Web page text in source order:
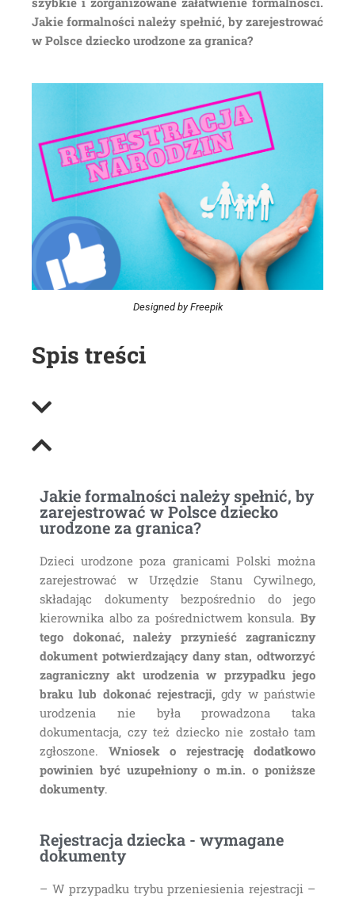
Jakie formalności należy spełnić, by zarejestrować
w Polsce dziecko urodzone za granica?
Designed by Freepik
Spis treści
Jakie formalności należy spełnić, by
zarejestrować w Polsce dziecko
urodzone za granica?
Dzieci urodzone poza granicami Polski można
zarejestrować w Urzędzie Stanu Cywilnego,
składając dokumenty bezpośrednio do jego
kierownika albo za pośrednictwem konsula. By
tego dokonać, należy przynieść zagraniczny
dokument potwierdzający dany stan, odtworzyć
zagraniczny akt urodzenia w przypadku jego
braku lub dokonać rejestracji, gdy w państwie
urodzenia nie była prowadzona taka
dokumentacja, czy też dziecko nie zostało tam
zgłoszone. Wniosek o rejestrację dodatkowo
powinien być uzupełniony o m.in. o poniższe
dokumenty.
Rejestracja dziecka - wymagane
dokumenty
– W przypadku trybu przeniesienia rejestracji –